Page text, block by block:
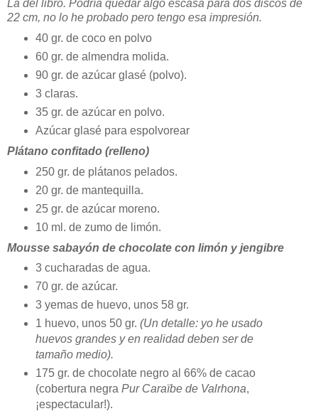
La del libro. Podría quedar algo escasa para dos discos de
22 cm, no lo he probado pero tengo esa impresión.
40 gr. de coco en polvo
60 gr. de almendra molida.
90 gr. de azúcar glasé (polvo).
3 claras.
35 gr. de azúcar en polvo.
Azúcar glasé para espolvorear
Plátano confitado (relleno)
250 gr. de plátanos pelados.
20 gr. de mantequilla.
25 gr. de azúcar moreno.
10 ml. de zumo de limón.
Mousse sabayón de chocolate con limón y jengibre
3 cucharadas de agua.
70 gr. de azúcar.
3 yemas de huevo, unos 58 gr.
1 huevo, unos 50 gr. (Un detalle: yo he usado
huevos grandes y en realidad deben ser de
tamaño medio).
175 gr. de chocolate negro al 66% de cacao
(cobertura negra Pur Caraïbe de Valrhona,
¡espectacular!).